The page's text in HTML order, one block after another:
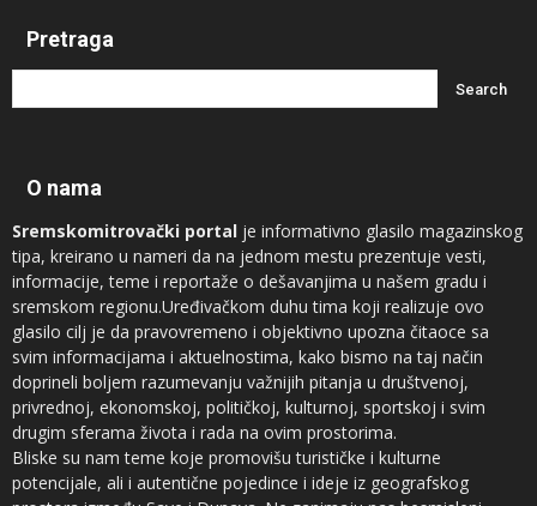
Pretraga
O nama
Sremskomitrovački portal je informativno glasilo magazinskog
tipa, kreirano u nameri da na jednom mestu prezentuje vesti,
informacije, teme i reportaže o dešavanjima u našem gradu i
sremskom regionu.Uređivačkom duhu tima koji realizuje ovo
glasilo cilj je da pravovremeno i objektivno upozna čitaoce sa
svim informacijama i aktuelnostima, kako bismo na taj način
doprineli boljem razumevanju važnijih pitanja u društvenoj,
privrednoj, ekonomskoj, političkoj, kulturnoj, sportskoj i svim
drugim sferama života i rada na ovim prostorima.
Bliske su nam teme koje promovišu turističke i kulturne
potencijale, ali i autentične pojedince i ideje iz geografskog